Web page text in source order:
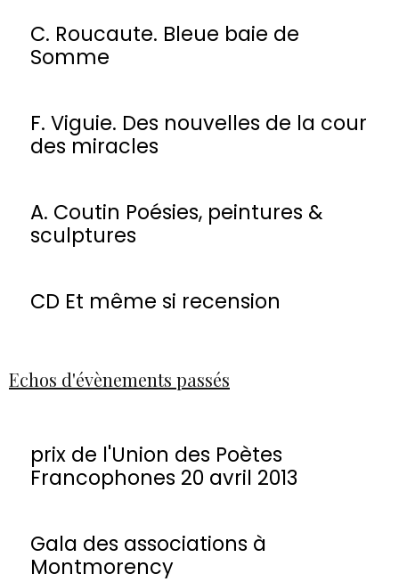
C. Roucaute. Bleue baie de
Somme
F. Viguie. Des nouvelles de la cour
des miracles
A. Coutin Poésies, peintures &
sculptures
CD Et même si recension
Echos d'évènements passés
prix de l'Union des Poètes
Francophones 20 avril 2013
Gala des associations à
Montmorency